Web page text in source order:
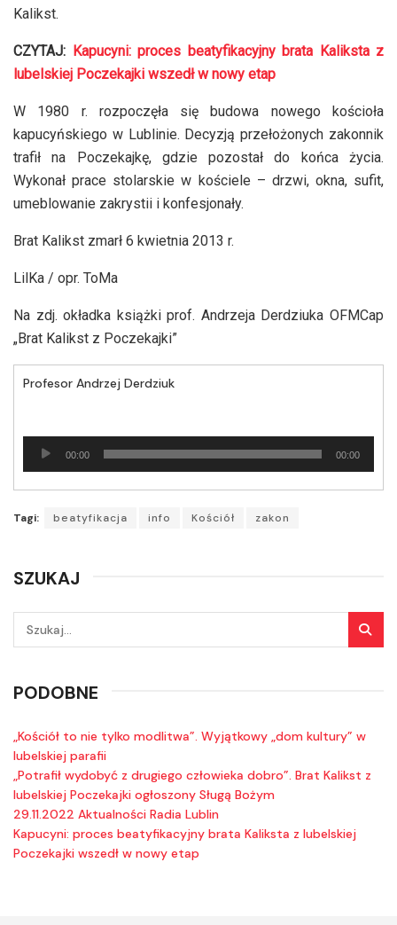
Kalikst.
CZYTAJ: Kapucyni: proces beatyfikacyjny brata Kaliksta z
lubelskiej Poczekajki wszedł w nowy etap
W 1980 r. rozpoczęła się budowa nowego kościoła
kapucyńskiego w Lublinie. Decyzją przełożonych zakonnik
trafił na Poczekajkę, gdzie pozostał do końca życia.
Wykonał prace stolarskie w kościele – drzwi, okna, sufit,
umeblowanie zakrystii i konfesjonały.
Brat Kalikst zmarł 6 kwietnia 2013 r.
LilKa / opr. ToMa
Na zdj. okładka książki prof. Andrzeja Derdziuka OFMCap
„Brat Kalikst z Poczekajki”
Profesor Andrzej Derdziuk
Odtwarzacz
plików
00:00 00:00
Tagi: beatyfikacja info Kościół zakon
SZUKAJ
PODOBNE
„Kościół to nie tylko modlitwa”. Wyjątkowy „dom kultury” w
lubelskiej parafii
„Potrafił wydobyć z drugiego człowieka dobro”. Brat Kalikst z
lubelskiej Poczekajki ogłoszony Sługą Bożym
29.11.2022 Aktualności Radia Lublin
Kapucyni: proces beatyfikacyjny brata Kaliksta z lubelskiej
Poczekajki wszedł w nowy etap